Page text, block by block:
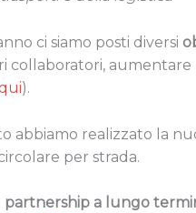
ci siamo posti diversi
collaboratori,
).
abbiamo realizzato la
per strada.
partnership a lungo